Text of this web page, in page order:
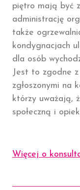
piętro mają być
administrację
także
kondygnacjach
dla osób
Jest to zgodne
zgłoszonymi na
którzy uważają,
społeczną i
Więcej o